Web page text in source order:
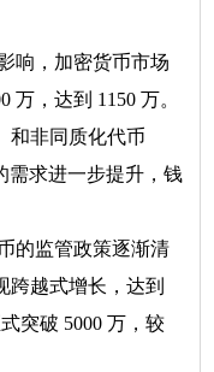
响，加密货币市场
万，达到 1150 万。
和非同质化代币
需求进一步提升，钱
的监管政策逐渐清
跨越式增长，达到
突破 5000 万，较